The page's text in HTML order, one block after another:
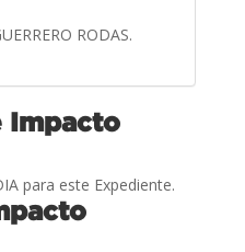
RODAS.
Impacto
para este Expediente.